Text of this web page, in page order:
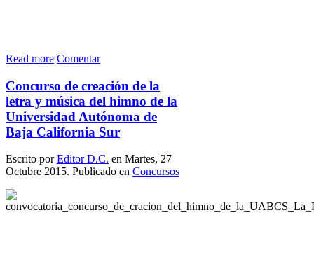
Read more Comentar
Concurso de creación de la
letra y música del himno de la
Universidad Autónoma de
Baja California Sur
Escrito porEditor D.C. en Martes, 27
Octubre 2015. Publicado en Concursos